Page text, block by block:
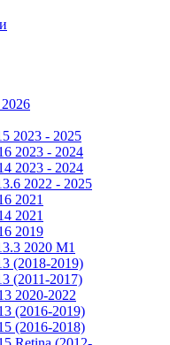
2023 - 2025
2023 - 2024
2023 - 2024
2022 - 2025
2021
2021
2019
2020 M1
(2018-2019)
(2011-2017)
2020-2022
(2016-2019)
(2016-2018)